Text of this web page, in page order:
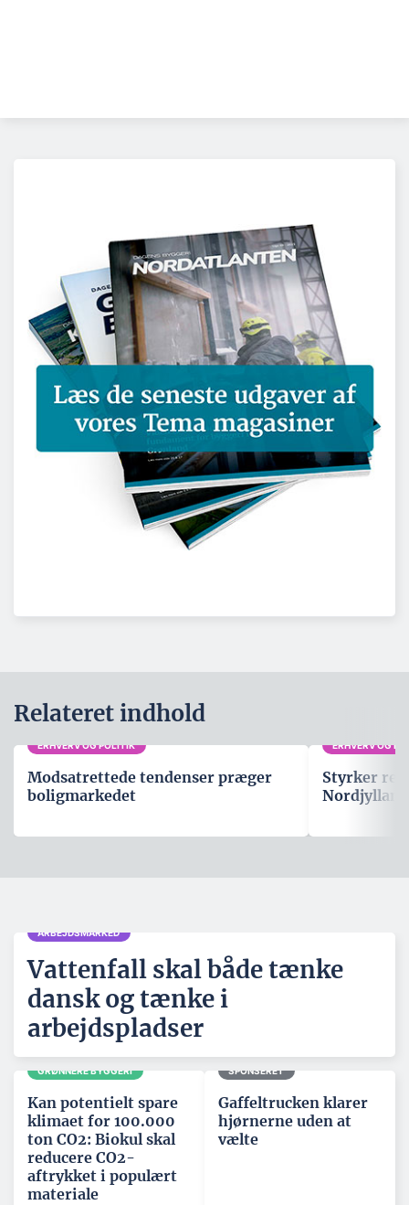
Relateret indhold
ERHVERV OG POLITIK
Modsatrettede tendenser præger
boligmarkedet
ERHVERV OG
Styrker
Nordjylland
ARBEJDSMARKED
Vattenfall skal både tænke
dansk og tænke i
arbejdspladser
GRØNNERE BYGGERI
Kan potentielt spare
klimaet for 100.000
ton CO2: Biokul skal
reducere CO2-
aftrykket i populært
materiale
SPONSERET
Gaffeltrucken klarer
hjørnerne uden at
vælte